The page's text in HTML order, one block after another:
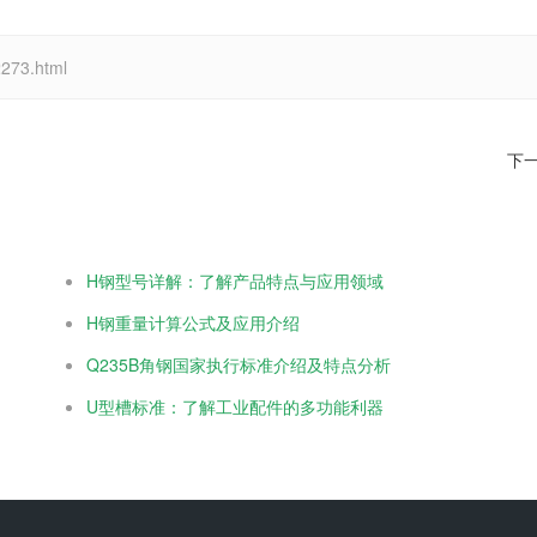
下
H钢型号详解：了解产品特点与应用领域
H钢重量计算公式及应用介绍
Q235B角钢国家执行标准介绍及特点分析
U型槽标准：了解工业配件的多功能利器